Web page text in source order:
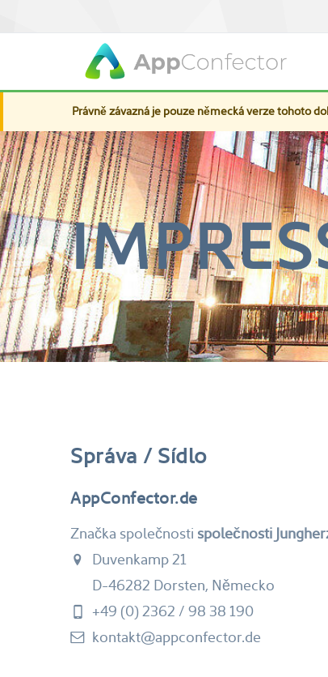
Právně závazná je pouze německá verze tohoto
Správa / Sídlo
AppConfector.de
Značka společnosti společnosti
Duvenkamp 21
D-46282 Dorsten, Německo
+49 (0) 2362 / 98 38 190
kontakt@appconfector.de